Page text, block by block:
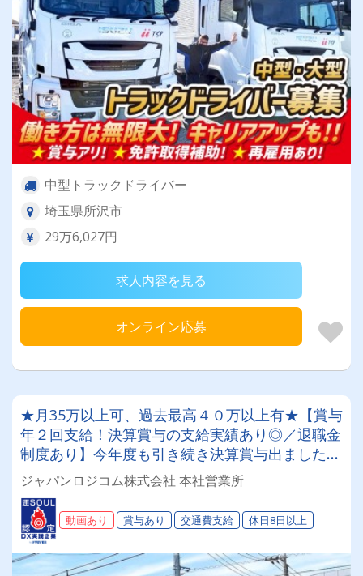
中型トラックドライバー
埼玉県所沢市
29万6,027円
求人内容を見る
オンライン応募
★月35万以上可、過去最高４０万以上有★【賞与
年２回支給！決算賞与の支給実績あり◎／退職金
制度あり】今年度も引き続き決算賞与出ました！
１4期連続
ジャパンロジコム株式会社 本社営業所
動画あり 賞与あり 交通費支給 休日8日以上